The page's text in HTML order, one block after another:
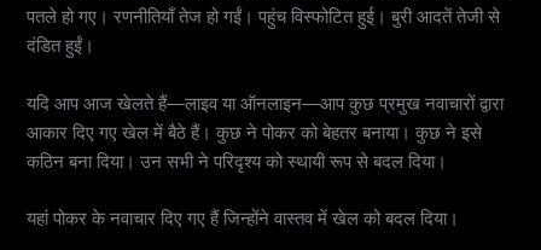
पतले हो गए। रणनीतियाँ तेज हो गईं। पहुंच विस्फोटित हुई। बुरी आदतें तेजी से
दंडित हुईं।
यदि आप आज खेलते हैं—लाइव या ऑनलाइन—आप कुछ प्रमुख नवाचारों द्वारा
आकार दिए गए खेल में बैठे हैं। कुछ ने पोकर को बेहतर बनाया। कुछ ने इसे
कठिन बना दिया। उन सभी ने परिदृश्य को स्थायी रूप से बदल दिया।
यहां पोकर के नवाचार दिए गए हैं जिन्होंने वास्तव में खेल को बदल दिया।